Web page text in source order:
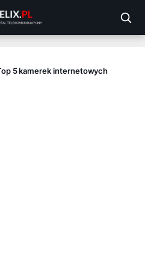
5 kamerek internetowych